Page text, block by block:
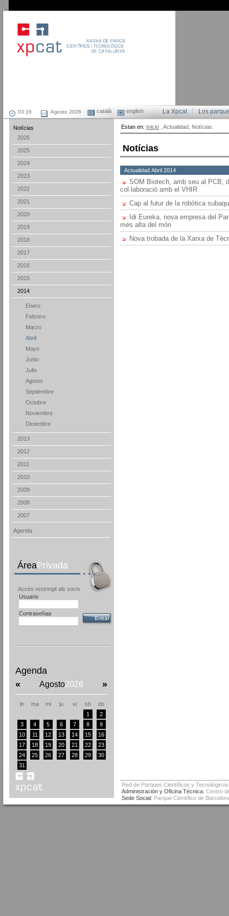
Agosto 2026 català english Los
La Xpcat
Notícias
2026
2025
2024
2023
2022
2021
2020
2019
2018
2017
2016
2015
2014
Enero
Febrero
Marzo
Abril
Mayo
Junio
Julio
Agosto
Septiembre
Octubre
Noviembre
Diciembre
2013
2012
2011
2010
2009
2008
2007
Agenda
ÁreaPrivada
Accés restringit als socis
Usuario
Contraseñaa
Agenda
«
Agosto2026 »
ln ma mi ju vi sb
do
1
2
3
4 5 6 7 8
9
10
11 12 13 14 15
16
17
18 19 20 21 22
23
24
25 26 27 28 29
30
31
Estan en: Inicio , Actualidad, Notícias.
Notícias
Actualidad Abril 2014
SOM Biotech, amb seu al PCB,
col·laboració amb el VHIR
Cap al futur de la robòtica
Idi Eureka, nova empresa del
més alta del món
Nova trobada de la Xarxa de
Red de Parques Científicos y
Administración y Oficina Técnica: Centro
Sede Social: Parque Científico de